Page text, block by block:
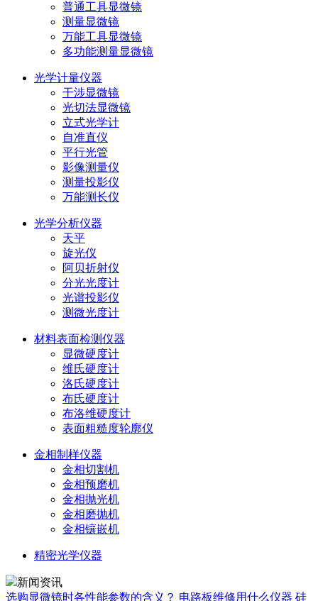
普通工具显微镜
测量显微镜
万能工具显微镜
多功能测量显微镜
光学计量仪器
干涉显微镜
光切法显微镜
立式光学计
自准直仪
平行光管
影像测量仪
测量投影仪
万能测长仪
光学分析仪器
天平
旋光仪
阿贝折射仪
分光光度计
光谱投影仪
测微光度计
材料表面检测仪器
显微硬度计
维氏硬度计
洛氏硬度计
布氏硬度计
布洛维硬度计
表面粗糙度轮廓仪
金相制样仪器
金相切割机
金相预磨机
金相抛光机
金相磨抛机
金相镶嵌机
精密光学仪器
新闻资讯
选购显微镜时各性能参数的含义？ 电路板维修用什么仪器 硅